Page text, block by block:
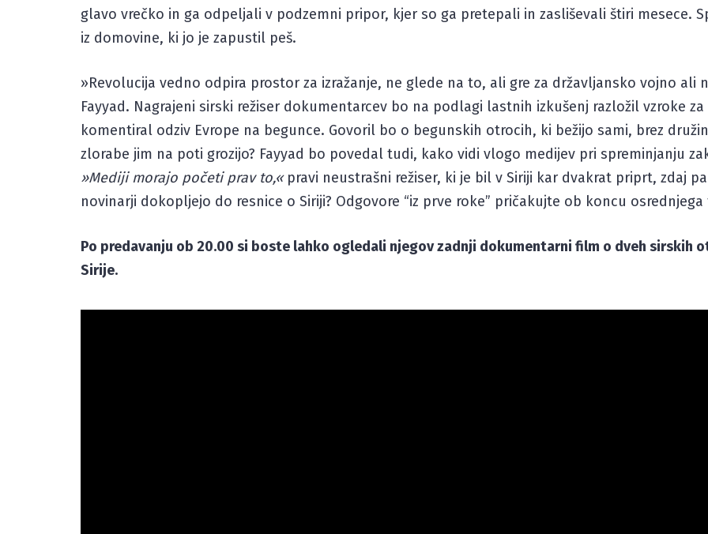
glavo vrečko in ga odpeljali v podzemni pripor, kjer so ga pretepali in zasliševali štiri mesece.
iz domovine, ki jo je zapustil peš.
»Revolucija vedno odpira prostor za izražanje, ne glede na to, ali gre za državljansko vojno ali
Fayyad. Nagrajeni sirski režiser dokumentarcev bo na podlagi lastnih izkušenj razložil vzroke
komentiral odziv Evrope na begunce. Govoril bo o begunskih otrocih, ki bežijo sami, brez
zlorabe jim na poti grozijo? Fayyad bo povedal tudi, kako vidi vlogo medijev pri spreminjanju
»Mediji morajo početi prav to,«pravi neustrašni režiser, ki je bil v Siriji kar dvakrat priprt, zdaj
novinarji dokopljejo do resnice o Siriji? Odgovore “iz prve roke” pričakujte ob koncu
Po predavanju ob 20.00 si boste lahko ogledali njegov zadnji dokumentarni film o dveh sirskih
Sirije.